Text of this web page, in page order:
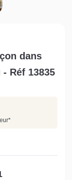
les
?
dans
Réf 13835
*